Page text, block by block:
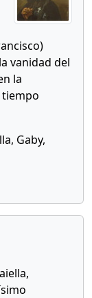
vanidad del
la
tiempo
Gaby,